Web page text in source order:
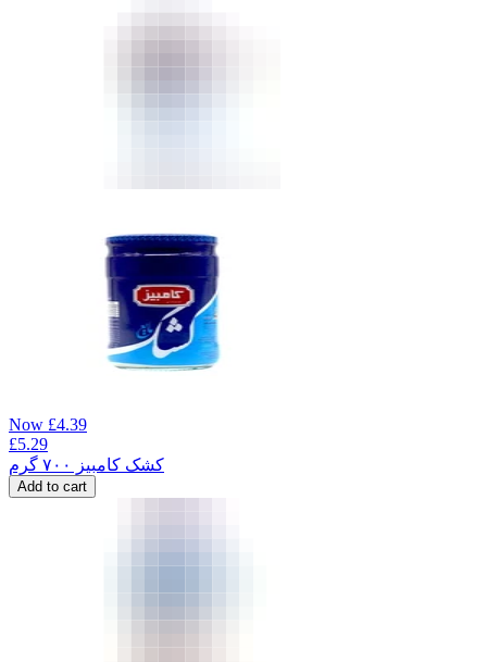
Now £4.39
£5.29
کشک کامبیز ۷۰۰ گرم
Add to cart